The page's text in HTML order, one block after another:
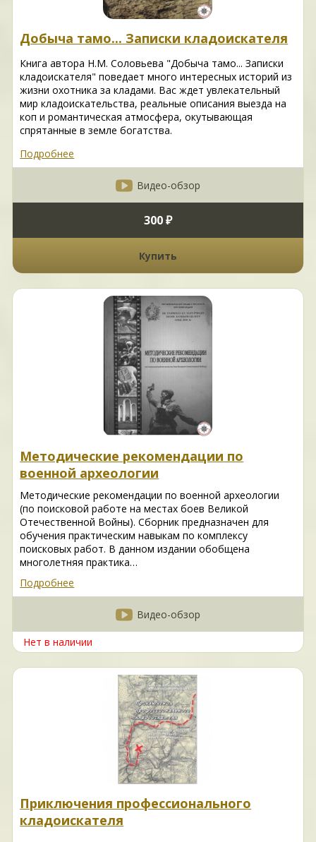
Добыча тамо... Записки кладоискателя
Книга автора Н.М. Соловьева "Добыча тамо... Записки
кладоискателя" поведает много интересных историй из
жизни охотника за кладами. Вас ждет увлекательный
мир кладоискательства, реальные описания выезда на
коп и романтическая атмосфера, окутывающая
спрятанные в земле богатства.
Подробнее
Видео-обзор
300 ₽
Купить
Методические рекомендации по
военной археологии
Методические рекомендации по военной археологии
(по поисковой работе на местах боев Великой
Отечественной Войны). Сборник предназначен для
обучения практическим навыкам по комплексу
поисковых работ. В данном издании обобщена
многолетняя практика…
Подробнее
Видео-обзор
Нет в наличии
Приключения профессионального
кладоискателя